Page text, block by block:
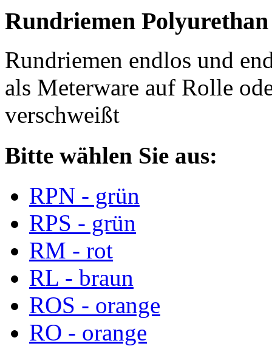
Rundriemen Polyurethan
Rundriemen endlos und
als Meterware auf Rolle
verschweißt
Bitte wählen Sie aus:
RPN - grün
RPS - grün
RM - rot
RL - braun
ROS - orange
RO - orange